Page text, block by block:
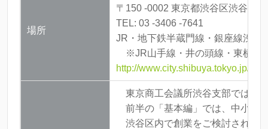
場所
〒150 -0002 東京都渋谷区渋谷1-
TEL: 03 -3406 -7641
JR・地下鉄半蔵門線・銀座線渋谷
※JR山手線・井の頭線・東横線
http://www.city.shibuya.tokyo.jp/est/
東京商工会議所渋谷支部では、
前半の「基本編」では、中小企
渋谷区内で創業をご検討されて